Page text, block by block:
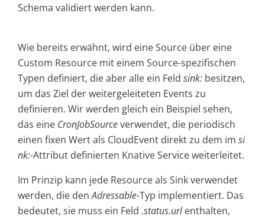
Schema validiert werden kann.
Wie bereits erwähnt, wird eine Source über eine
Custom Resource mit einem Source-spezifischen
Typen definiert, die aber alle ein Feld sink: besitzen,
um das Ziel der weitergeleiteten Events zu
definieren. Wir werden gleich ein Beispiel sehen,
das eine CronJobSourceverwendet, die periodisch
einen fixen Wert als CloudEvent direkt zu dem im si
nk:-Attribut definierten Knative Service weiterleitet.
Im Prinzip kann jede Resource als Sink verwendet
werden, die denAdressable-Typ implementiert. Das
bedeutet, sie muss ein Feld .status.urlenthalten,